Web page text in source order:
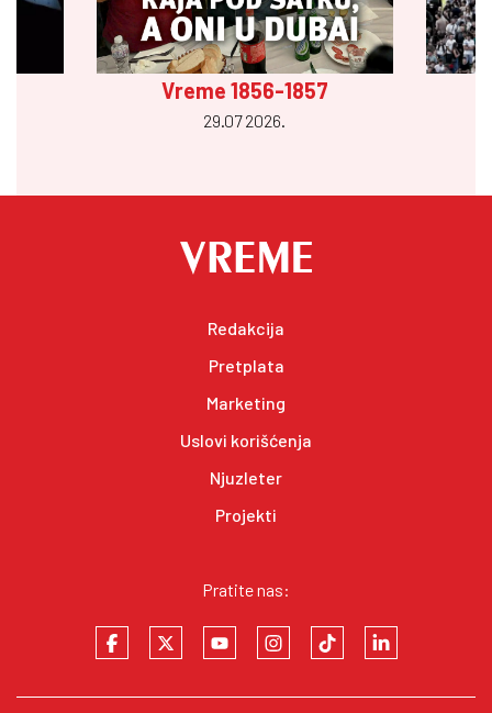
Vreme 1856-1857
29.07 2026.
Redakcija
Pretplata
Marketing
Uslovi korišćenja
Njuzleter
Projekti
Pratite nas: